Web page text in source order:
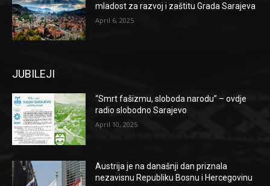
mladost za razvoj i zaštitu Grada Sarajeva
April 6, 2025
JUBILEJI
“Smrt fašizmu, sloboda narodu” – ovdje
radio slobodno Sarajevo
April 10, 2025
Austrija je na današnji dan priznala
nezavisnu Republiku Bosnu i Hercegovinu